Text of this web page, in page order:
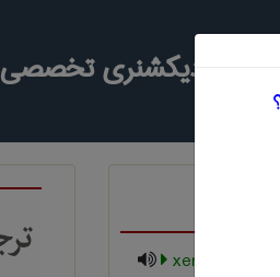
در دیکشنری تخصصی
xenogeneic